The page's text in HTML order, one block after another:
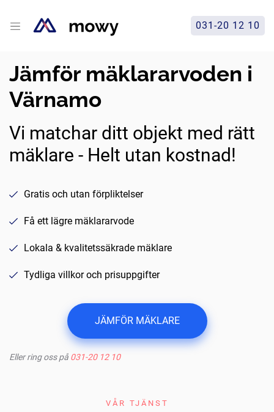
031-20 12 10
Jämför mäklararvoden i
Värnamo
Vi matchar ditt objekt med rätt
mäklare - Helt utan kostnad!
Gratis och utan förpliktelser
Få ett lägre mäklararvode
Lokala & kvalitetssäkrade mäklare
Tydliga villkor och prisuppgifter
JÄMFÖR MÄKLARE
Eller ring oss på 031-20 12 10
VÅR TJÄNST